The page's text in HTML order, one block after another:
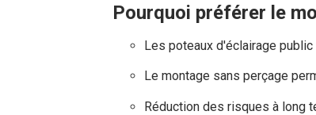
Pourquoi préférer le
Les poteaux d'éclairage
Le montage sans perçage
Réduction des risques à long